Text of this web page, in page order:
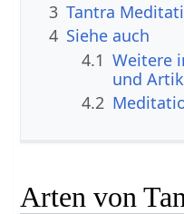
3 Tantra
4 Siehe auch
4.1 Weitere
und
4.2
Arten von